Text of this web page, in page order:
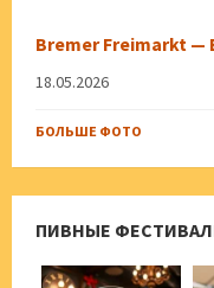
Bremer Freimarkt —
18.05.2026
БОЛЬШЕ ФОТО
ПИВНЫЕ